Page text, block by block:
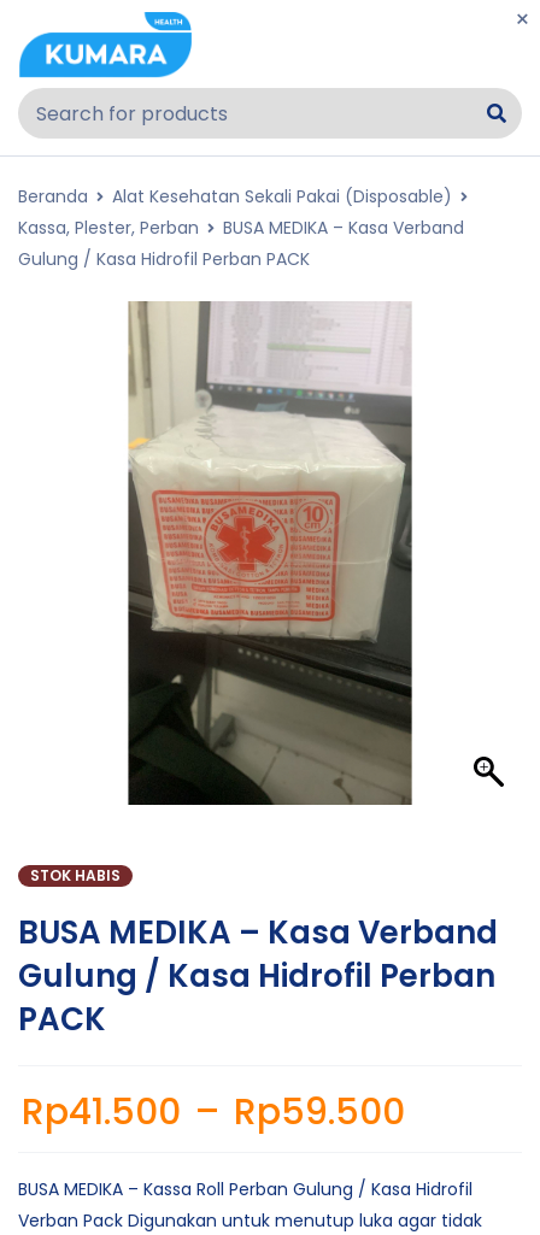
Beranda
Alat Kesehatan Sekali Pakai (Disposable)
Kassa, Plester, Perban
BUSA MEDIKA – Kasa Verband
Gulung / Kasa Hidrofil Perban PACK
STOK HABIS
BUSA MEDIKA – Kasa Verband
Gulung / Kasa Hidrofil Perban
PACK
Rp41.500 – Rp59.500
BUSA MEDIKA – Kassa Roll Perban Gulung / Kasa Hidrofil
Verban Pack Digunakan untuk menutup luka agar tidak